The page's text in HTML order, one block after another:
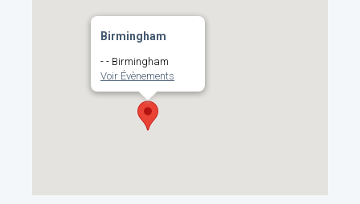
Birmingham
- - Birmingham
Voir Évènements